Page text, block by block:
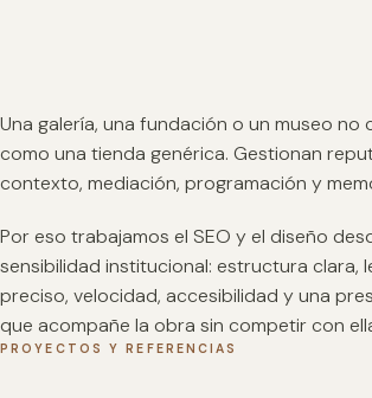
Una galería, una fundación o un museo no
como una tienda genérica. Gestionan
contexto, mediación, programación y
Por eso trabajamos el SEO y el diseño
sensibilidad institucional: estructura clara,
preciso, velocidad, accesibilidad y una
que acompañe la obra sin competir con
PROYECTOS Y REFERENCIAS